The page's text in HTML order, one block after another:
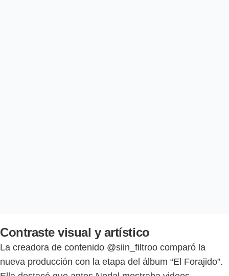
Contraste visual y artístico
La creadora de contenido @siin_filtroo comparó la
nueva producción con la etapa del álbum “El Forajido”.